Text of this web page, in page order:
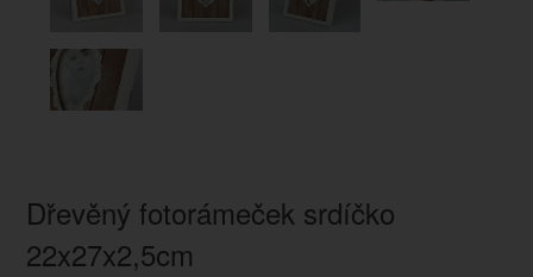
Dřevěný fotorámeček srdíčko
22x27x2,5cm